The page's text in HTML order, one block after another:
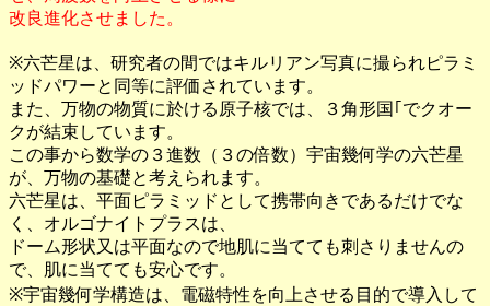
改良進化させました。
※六芒星は、研究者の間ではキルリアン写真に撮られピラミ
ッドパワーと同等に評価されています。
また、万物の物質に於ける原子核では、３角形国｢でクオー
クが結束しています。
この事から数学の３進数（３の倍数）宇宙幾何学の六芒星
が、万物の基礎と考えられます。
六芒星は、平面ピラミッドとして携帯向きであるだけでな
く、オルゴナイトプラスは、
ドーム形状又は平面なので地肌に当てても刺さりませんの
で、肌に当てても安心です。
※宇宙幾何学構造は、電磁特性を向上させる目的で導入して